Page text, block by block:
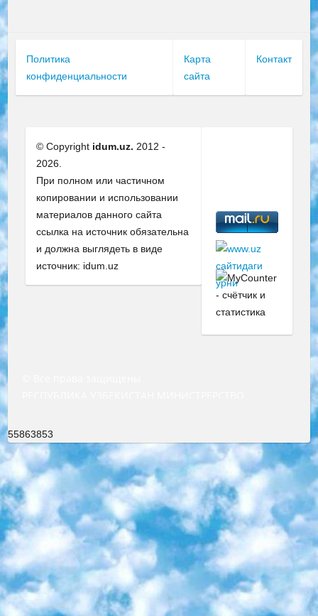
Политика
конфиденциальности
Карта
сайта
Контакт
© Copyright idum.uz. 2012 -
2026.
При полном или частичном
копировании и использовании
материалов данного сайта
ссылка на источник обязательна
и должна выглядеть в виде
источник: idum.uz
55863853